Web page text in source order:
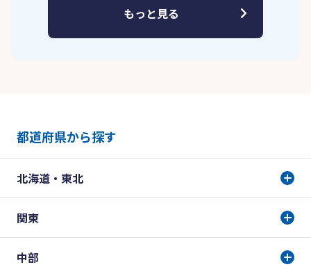
もっと見る
都道府県から探す
北海道・東北
関東
中部